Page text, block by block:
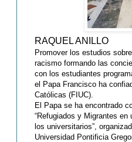
RAQUEL ANILLO
Promover los estudios
racismo formando las
con los estudiantes
el Papa Francisco ha
Católicas (FIUC).
El Papa se ha encontrado
“Refugiados y Migrantes
los universitarios”,
Universidad Pontificia